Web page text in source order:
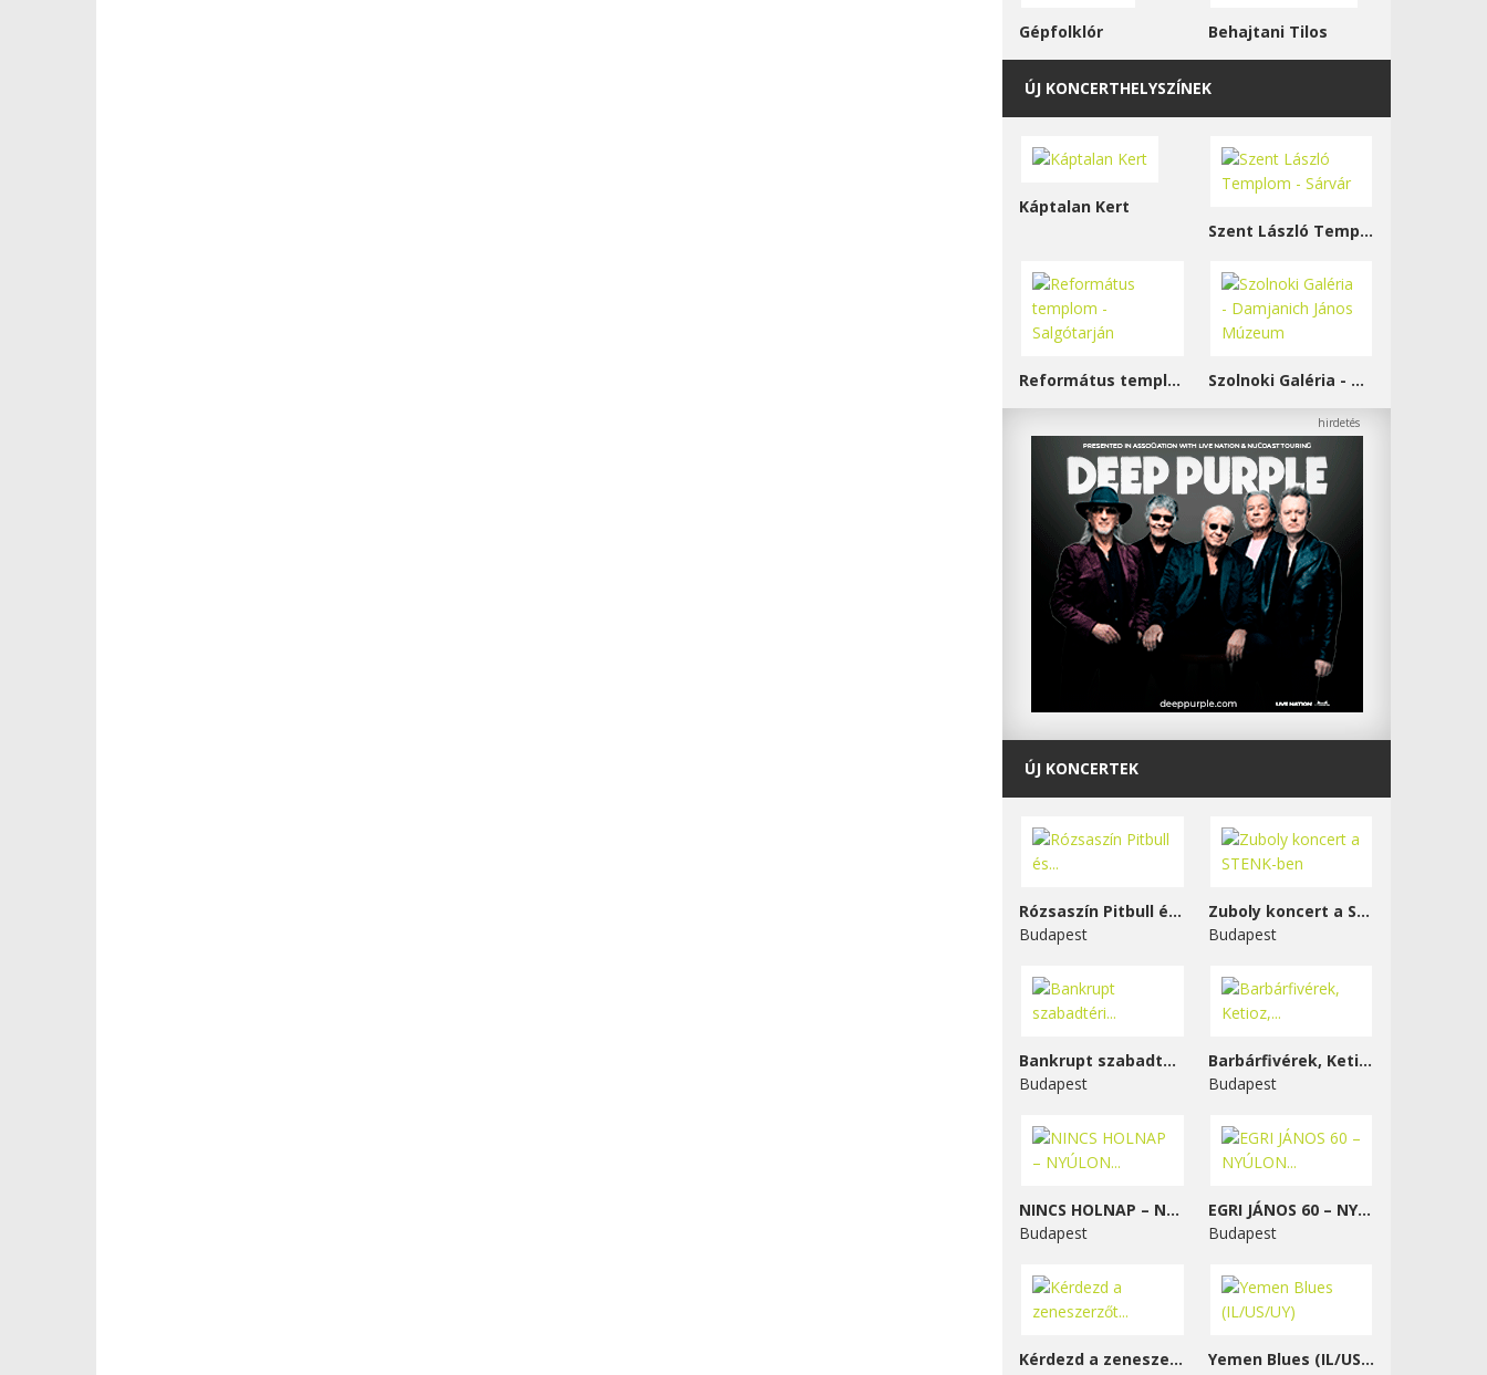
Gépfolklór Behajtani Tilos
ÚJ KONCERTHELYSZÍNEK
Káptalan Kert
Szent László Templom - Sárvár
Református templom - Salgótarján Szolnoki Galéria - Damjanich János Múzeum
ÚJ KONCERTEK
Rózsaszín Pitbull és...
Budapest
Zuboly koncert a STENK-ben
Budapest
Bankrupt szabadtéri...
Budapest
Barbárfivérek, Ketioz,...
Budapest
NINCS HOLNAP – NYÚLON...
Budapest
EGRI JÁNOS 60 – NYÚLON...
Budapest
Kérdezd a zeneszerzőt...
Yemen Blues (IL/US/UY)